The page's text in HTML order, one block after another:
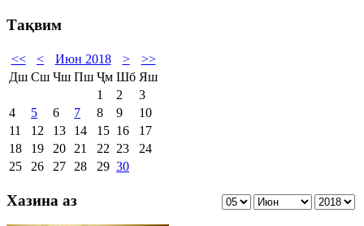
Тақвим
<< < Июн 2018 >
>>
Дш Сш Чш Пш Ҷм Шб Яш
1
2
3
4
5 6 7 8 9
10
11
12 13 14 15 16
17
18
19 20 21 22 23
24
25
26 27 28 29 30
Хазина аз